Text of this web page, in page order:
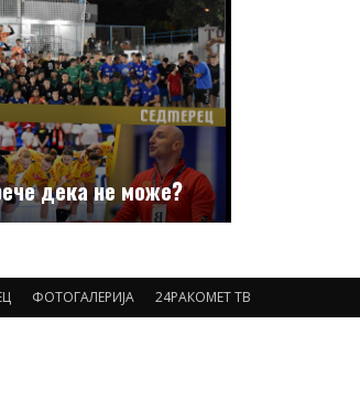
дека не може?
ФОТОГАЛЕРИЈА 24РАКОМЕТ ТВ